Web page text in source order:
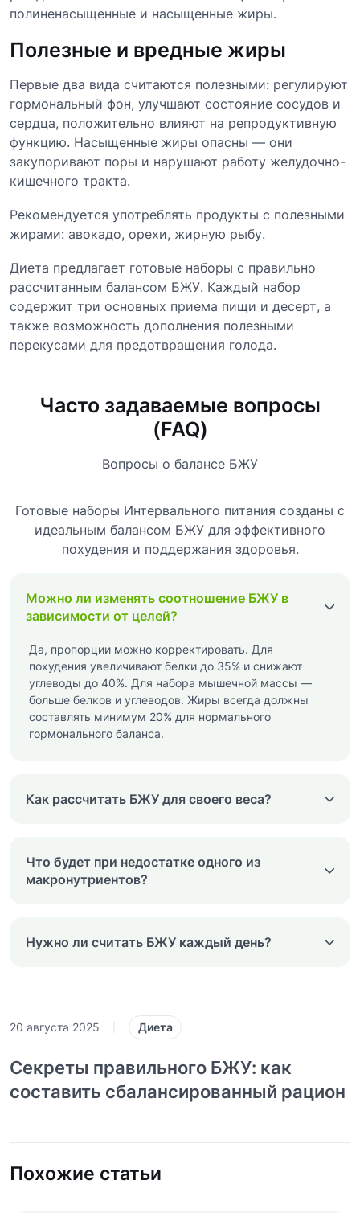
полиненасыщенные и насыщенные жиры.
Полезные и вредные жиры
Первые два вида считаются полезными: регулируют
гормональный фон, улучшают состояние сосудов и
сердца, положительно влияют на репродуктивную
функцию. Насыщенные жиры опасны — они
закупоривают поры и нарушают работу желудочно-
кишечного тракта.
Рекомендуется употреблять продукты с полезными
жирами: авокадо, орехи, жирную рыбу.
Диета предлагает готовые наборы с правильно
рассчитанным балансом БЖУ. Каждый набор
содержит три основных приема пищи и десерт, а
также возможность дополнения полезными
перекусами для предотвращения голода.
Часто задаваемые вопросы
(FAQ)
Вопросы о балансе БЖУ
Готовые наборы Интервального питания созданы с
идеальным балансом БЖУ для эффективного
похудения и поддержания здоровья.
Можно ли изменять соотношение БЖУ в
зависимости от целей?
Да, пропорции можно корректировать. Для
похудения увеличивают белки до 35% и снижают
углеводы до 40%. Для набора мышечной массы —
больше белков и углеводов. Жиры всегда должны
составлять минимум 20% для нормального
гормонального баланса.
Как рассчитать БЖУ для своего веса?
Что будет при недостатке одного из
макронутриентов?
Нужно ли считать БЖУ каждый день?
20 августа 2025 Диета
Секреты правильного БЖУ: как
составить сбалансированный рацион
Похожие статьи